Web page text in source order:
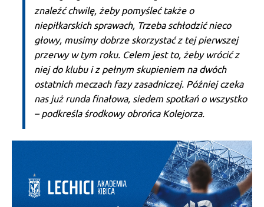
znaleźć chwilę, żeby pomyśleć także o
niepiłkarskich sprawach, Trzeba schłodzić nieco
głowy, musimy dobrze skorzystać z tej pierwszej
przerwy w tym roku. Celem jest to, żeby wrócić z
niej do klubu i z pełnym skupieniem na dwóch
ostatnich meczach fazy zasadniczej. Później czeka
nas już runda finałowa, siedem spotkań o wszystko
– podkreśla środkowy obrońca Kolejorza.